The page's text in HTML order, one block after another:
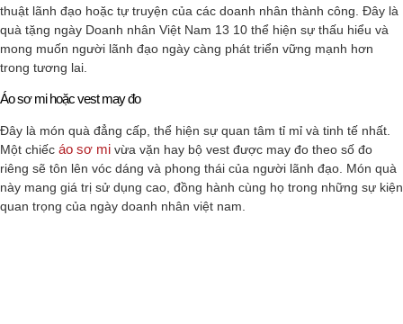
thuật lãnh đạo hoặc tự truyện của các doanh nhân thành công. Đây là
quà tặng ngày Doanh nhân Việt Nam 13 10 thể hiện sự thấu hiểu và
mong muốn người lãnh đạo ngày càng phát triển vững mạnh hơn
trong tương lai.
Áo sơ mi hoặc vest may đo
Đây là món quà đẳng cấp, thể hiện sự quan tâm tỉ mỉ và tinh tế nhất.
Một chiếc áo sơ mi vừa vặn hay bộ vest được may đo theo số đo
riêng sẽ tôn lên vóc dáng và phong thái của người lãnh đạo. Món quà
này mang giá trị sử dụng cao, đồng hành cùng họ trong những sự kiện
quan trọng của ngày doanh nhân việt nam.